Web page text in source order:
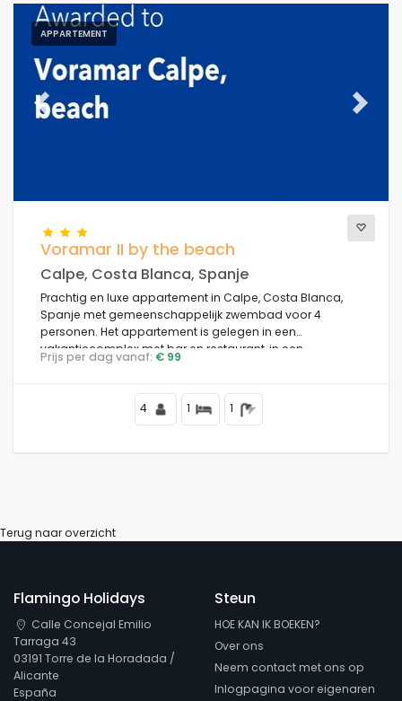
APPARTEMENT
Previous Next
Voramar II by the beach
Calpe, Costa Blanca, Spanje
Prachtig en luxe appartement in Calpe, Costa Blanca,
Spanje met gemeenschappelijk zwembad voor 4
personen. Het appartement is gelegen in een
vakantiecomplex met bar en restaurant, in een
residentiële strandomgeving, dicht bij winkels en
3 km van het centrum van Calpe en 25 m van de
Middellandse Zee.
Prijs per dag vanaf: € 99
4 1 1
Terug naar overzicht
Flamingo Holidays
Calle Concejal Emilio
Tarraga 43
03191 Torre de la Horadada /
Alicante
España
Steun
HOE KAN IK BOEKEN?
Over ons
Neem contact met ons op
Inlogpagina voor eigenaren